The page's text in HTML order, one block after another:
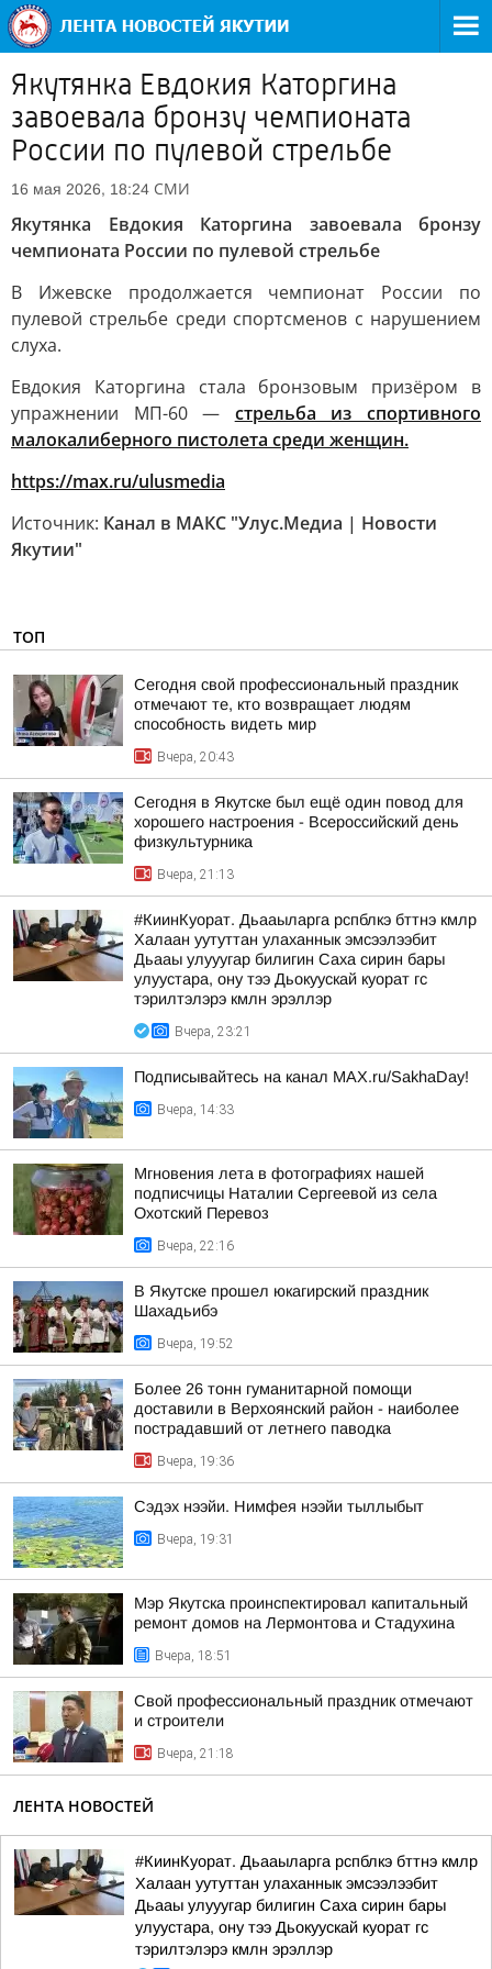
Якутянка Евдокия Каторгина
завоевала бронзу чемпионата
России по пулевой стрельбе
16 мая 2026, 18:24 СМИ
Якутянка Евдокия Каторгина завоевала бронзу
чемпионата России по пулевой стрельбе
В Ижевске продолжается чемпионат России по
пулевой стрельбе среди спортсменов с нарушением
слуха.
Евдокия Каторгина стала бронзовым призёром в
упражнении МП-60 — стрельба из спортивного
малокалиберного пистолета среди женщин.
https://max.ru/ulusmedia
Источник: Канал в МАКС "Улус.Медиа | Новости
Якутии"
ТОП
Сегодня свой профессиональный праздник
отмечают те, кто возвращает людям
способность видеть мир
Вчера, 20:43
Сегодня в Якутске был ещё один повод для
хорошего настроения - Всероссийский день
физкультурника
Вчера, 21:13
#КиинКуорат. Дьааыларга рспблкэ бттнэ кмлр
Халаан уутуттан улаханнык эмсээлээбит
Дьааы улууугар билигин Саха сирин бары
улуустара, ону тээ Дьокуускай куорат гс
тэрилтэлэрэ кмлн эрэллэр
Вчера, 23:21
Подписывайтесь на канал MAX.ru/SakhaDay!
Вчера, 14:33
Мгновения лета в фотографиях нашей
подписчицы Наталии Сергеевой из села
Охотский Перевоз
Вчера, 22:16
В Якутске прошел юкагирский праздник
Шахадьибэ
Вчера, 19:52
Более 26 тонн гуманитарной помощи
доставили в Верхоянский район - наиболее
пострадавший от летнего паводка
Вчера, 19:36
Сэдэх нээйи. Нимфея нээйи тыллыбыт
Вчера, 19:31
Мэр Якутска проинспектировал капитальный
ремонт домов на Лермонтова и Стадухина
Вчера, 18:51
Свой профессиональный праздник отмечают
и строители
Вчера, 21:18
ЛЕНТА НОВОСТЕЙ
#КиинКуорат. Дьааыларга рспблкэ бттнэ кмлр
Халаан уутуттан улаханнык эмсээлээбит
Дьааы улууугар билигин Саха сирин бары
улуустара, ону тээ Дьокуускай куорат гс
тэрилтэлэрэ кмлн эрэллэр